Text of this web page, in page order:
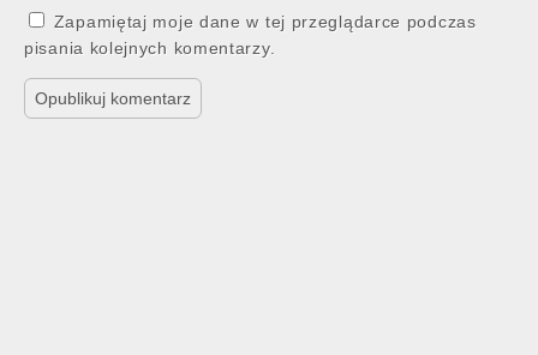
Zapamiętaj moje dane w tej przeglądarce podczas
pisania kolejnych komentarzy.